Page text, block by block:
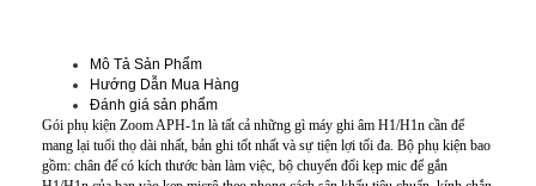
Mô Tả Sản Phẩm
Hướng Dẫn Mua Hàng
Đánh giá sản phẩm
Gói phụ kiện Zoom APH-1n là tất cả những gì máy ghi âm H1/H1n cần để
mang lại tuổi thọ dài nhất, bản ghi tốt nhất và sự tiện lợi tối đa. Bộ phụ kiện bao
gồm: chân đế có kích thước bàn làm việc, bộ chuyển đổi kẹp mic để gắn